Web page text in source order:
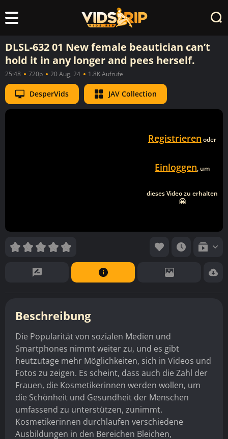
DLSL-632 01 New female beautician can’t
hold it in any longer and pees herself.
25:48 720p 20 Aug, 24 1.8K Aufrufe
DesperVids JAV Collection
Registrieren oder
Einloggen, um
dieses Video zu erhalten
🤗
Beschreibung
Die Popularität von sozialen Medien und
Smartphones nimmt weiter zu, und es gibt
heutzutage mehr Möglichkeiten, sich in Videos und
Fotos zu zeigen. Es scheint, dass auch die Zahl der
Frauen, die Kosmetikerinnen werden wollen, um
die Schönheit und Gesundheit der Menschen
umfassend zu unterstützen, zunimmt.
Kosmetikerinnen durchlaufen verschiedene
Ausbildungen in den Bereichen Bleichen,